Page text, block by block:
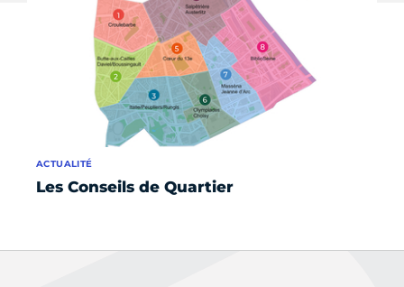
Les Conseils de Quartier
ACTUALITÉ